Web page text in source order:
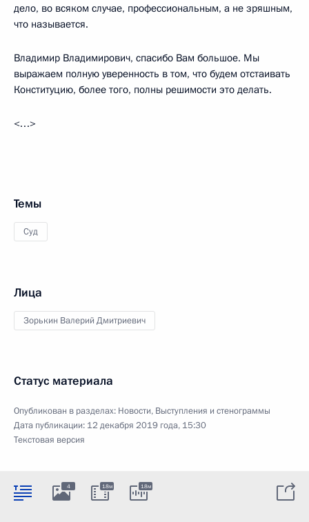
дело, во всяком случае, профессиональным, а не зряшным,
что называется.
Владимир Владимирович, спасибо Вам большое. Мы
выражаем полную уверенность в том, что будем отстаивать
Конституцию, более того, полны решимости это делать.
<…>
Темы
Суд
Лица
Зорькин Валерий Дмитриевич
Статус материала
Опубликован в разделах: Новости, Выступления и стенограммы
Дата публикации: 12 декабря 2019 года, 15:30
Текстовая версия
4 18м 18м